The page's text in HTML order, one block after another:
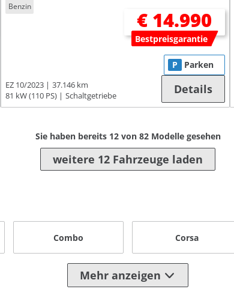
Benzin
€ 14.990
Bestpreisgarantie
EZ 10/2023
37.146 km
81 kW (110 PS)
Schaltgetriebe
P Parken
Details
Sie haben bereits 12von 82Modelle gesehen
weitere 12 Fahrzeuge laden
Combo Corsa
Mehr anzeigen